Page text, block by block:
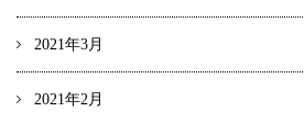
2021年3月
2021年2月